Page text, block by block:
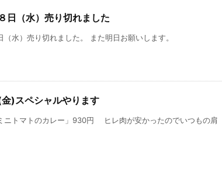
日（水）売り切れました
（水）売り切れました。 また明日お願いします。
)スペシャルやります
ニトマトのカレー」930円 ヒレ肉が安かったのでいつもの肩